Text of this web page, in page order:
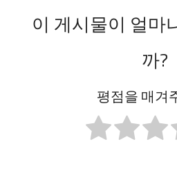
이 게시물이 얼마
까?
평점을 매겨